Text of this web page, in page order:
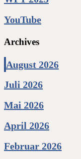
YouTube
Archives
August 2026
Juli 2026
Mai 2026
April 2026
Februar 2026